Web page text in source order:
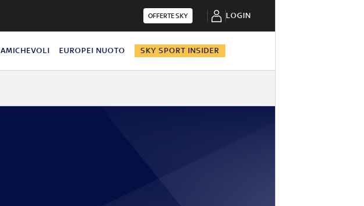
OFFERTE SKY LOGIN
AMICHEVOLI EUROPEI NUOTO SKY SPORT INSIDER